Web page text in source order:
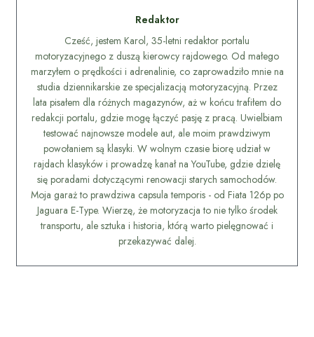
Redaktor
Cześć, jestem Karol, 35-letni redaktor portalu
motoryzacyjnego z duszą kierowcy rajdowego. Od małego
marzyłem o prędkości i adrenalinie, co zaprowadziło mnie na
studia dziennikarskie ze specjalizacją motoryzacyjną. Przez
lata pisałem dla różnych magazynów, aż w końcu trafiłem do
redakcji portalu, gdzie mogę łączyć pasję z pracą. Uwielbiam
testować najnowsze modele aut, ale moim prawdziwym
powołaniem są klasyki. W wolnym czasie biorę udział w
rajdach klasyków i prowadzę kanał na YouTube, gdzie dzielę
się poradami dotyczącymi renowacji starych samochodów.
Moja garaż to prawdziwa capsula temporis - od Fiata 126p po
Jaguara E-Type. Wierzę, że motoryzacja to nie tylko środek
transportu, ale sztuka i historia, którą warto pielęgnować i
przekazywać dalej.